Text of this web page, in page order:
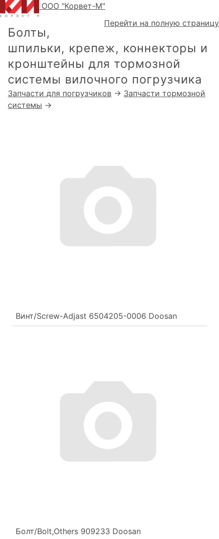
ООО "Корвет-М"
Перейти на полную страницу
Болты,
шпильки, крепеж, коннекторы и
кронштейны для тормозной
системы вилочного погрузчика
Запчасти для погрузчиков → Запчасти тормозной
системы →
Винт/Screw-Adjast 6504205-0006 Doosan
Болт/Bolt,Others 909233 Doosan